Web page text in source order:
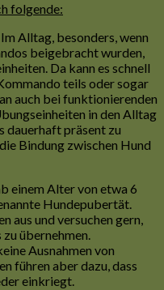
folgende:
Im Alltag, besonders, wenn
beigebracht wurden,
Da kann es schnell
teils oder sogar
auch bei funktionierenden
in den Alltag
dauerhaft präsent zu
Bindung zwischen Hund
einem Alter von etwa 6
Hundepubertät.
aus und versuchen gern,
übernehmen.
Ausnahmen von
führen aber dazu, dass
einkriegt.